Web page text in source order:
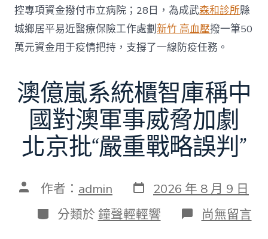
控專項資金撥付市立病院；28日，為成武森和診所縣
城鄉居平易近醫療保險工作處劃新竹 高血壓撥一筆50
萬元資金用于疫情把持，支撐了一線防疫任務。
澳億嵐系統櫃智庫稱中
國對澳軍事威脅加劇
北京批“嚴重戰略誤判”
文 作者： admin 發
表
日
期
2026 年 8 月 9 日
分
類
分類於 鐘聲輕輕響 在
〈澳
尚無留言